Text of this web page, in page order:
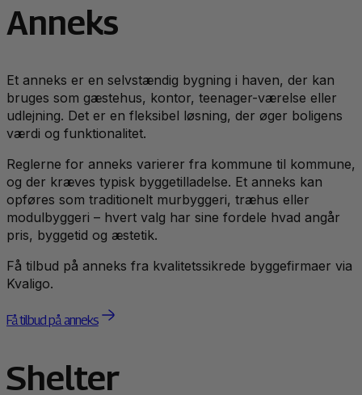
Anneks
Et anneks er en selvstændig bygning i haven, der kan
bruges som gæstehus, kontor, teenager-værelse eller
udlejning. Det er en fleksibel løsning, der øger boligens
værdi og funktionalitet.
Reglerne for anneks varierer fra kommune til kommune,
og der kræves typisk byggetilladelse. Et anneks kan
opføres som traditionelt murbyggeri, træhus eller
modulbyggeri – hvert valg har sine fordele hvad angår
pris, byggetid og æstetik.
Få tilbud på anneks fra kvalitetssikrede byggefirmaer via
Kvaligo.
Få tilbud på anneks
Shelter